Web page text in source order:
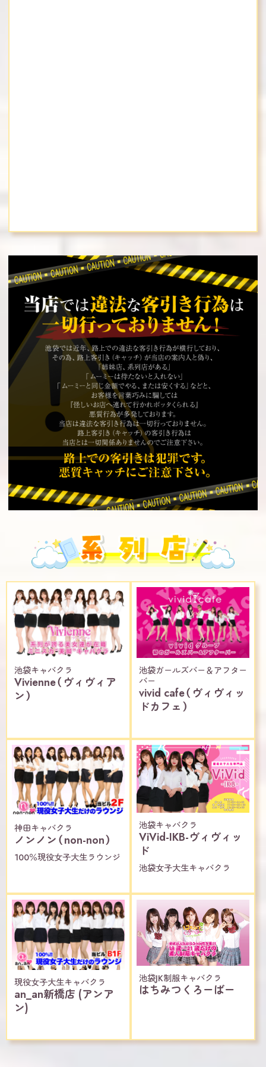
池袋キャバクラ
Vivienne（ヴィヴィア
ン）
池袋ガールズバー＆アフター
バー
vivid cafe（ヴィヴィッ
ドカフェ）
神田キャバクラ
ノンノン（non-non）
100％現役女子大生ラウンジ
池袋キャバクラ
ViVid-IKB-ヴィヴィッ
ド
池袋女子大生キャバクラ
現役女子大生キャバクラ
an_an新橋店 (アンア
ン)
池袋JK制服キャバクラ
はちみつくろーばー